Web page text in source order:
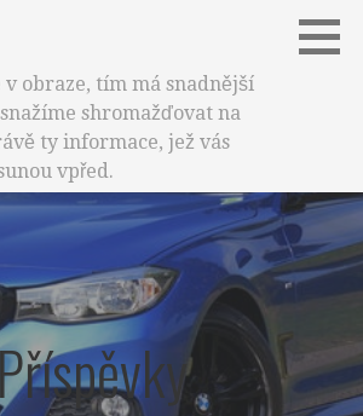
obraze, tím má snadnější
shromažďovat na
ty informace, jež vás
vpřed.